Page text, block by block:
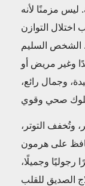
ليس مزمنًا لأنه
اختلال التوازن
الشخص السليم
وغير مريض أو
وجمال رائع،
وتُخفف التوتر،
على هرمون
وجميلًا،
الصديق للقلب